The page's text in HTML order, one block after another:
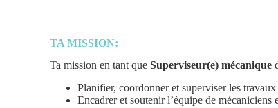
TA MISSION:
Ta mission en tant que Superviseur(e) mécanique
Planifier, coordonner et superviser les
Encadrer et soutenir l’équipe de